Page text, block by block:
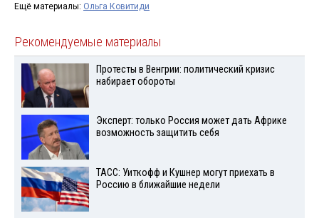
Ещё материалы: Ольга Ковитиди
Рекомендуемые материалы
Протесты в Венгрии: политический кризис
набирает обороты
Эксперт: только Россия может дать Африке
возможность защитить себя
ТАСС: Уиткофф и Кушнер могут приехать в
Россию в ближайшие недели